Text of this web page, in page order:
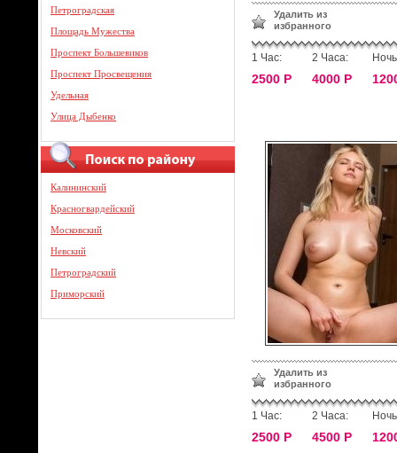
Петроградская
Площадь Мужества
Проспект Большевиков
Проспект Просвещения
Удельная
Улица Дыбенко
Калининский
Красногвардейский
Московский
Невский
Петроградский
Приморский
Удалить из
избранного
1 Час:
2500 Р
2 Часа:
4000 Р
Удалить из
избранного
1 Час:
2500 Р
2 Часа:
4500 Р